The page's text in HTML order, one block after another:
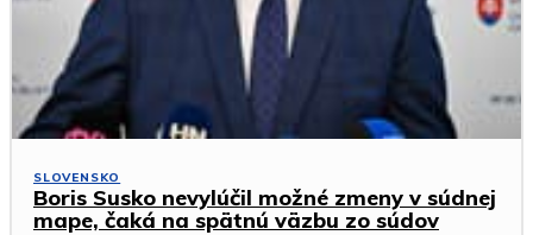
SLOVENSKO
Boris Susko nevylúčil možné zmeny v súdnej
mape, čaká na spätnú väzbu zo súdov